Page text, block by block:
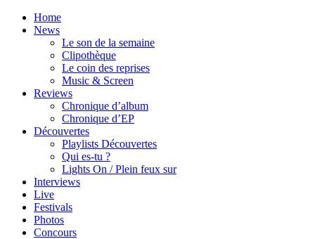
Home
News
Le son de la semaine
Clipothèque
Le coin des reprises
Music & Screen
Reviews
Chronique d’album
Chronique d’EP
Découvertes
Playlists Découvertes
Qui es-tu ?
Lights On / Plein feux sur
Interviews
Live
Festivals
Photos
Concours